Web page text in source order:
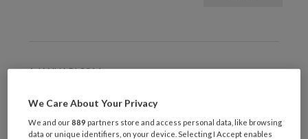
1 JANUARI 2016
opsporen en de
diagnostiek
We Care About Your Privacy
We and our889 partners store and access personal data, like browsing
data or unique identifiers, on your device. Selecting I Accept enables